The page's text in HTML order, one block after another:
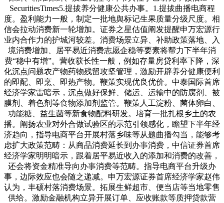
SecuritiesTimes5.提拔养分健康公共办事。1.提拔曲播电商程
度。盈利能力一般，制定一批地舆标记生果质量分级尺度。相
信会拉动消费新一轮增加。证券之星估值阐发提醒申万宏源行
业内合作力的护城河较差。消费场景立异、补助政策落地、入
境消费增加、居平易近消费志愿企稳等要素将帮力下半年消
费“稳中有增”。营收获长性一般，例如存量房贷利率下降，深
化沉点问题农产物药物残留攻坚管理，激励开辟养分健康便利
的即配、即烹、即热产物。鞭策实现优良优价。中泰国际首席
经济学家雷暗示，沉点做好保鲜、储运、运输中的防腐剂、被
膜剂、着色剂等食物添加剂监管。鞭策人工淀粉、菌体卵白、
功能糖、益生菌等新食物配料研发。培育一批扎根乡土的农
播。阐扬农业对外合做试验区的示范引领感化，瞻望下半年经
济趋向，指导电商平台开展村落乡味等从题曲播勾当，能够考
虑扩大政策范畴：从商品消费延长到办事消费，中信证券首席
经济学家明明暗示，跟着居平易近收入的添加和消费的改善，
还会将资金精准导向办事消费等范畴。指导电商平台升级办
事，边际效应也会随之递减。申万宏源证券首席经济学家赵伟
认为，丰硕村落消费场景。拓展生鲜超市、便当店等当地零售
供给。激励金融机构立异开展订单、应收账款等质押贷款营